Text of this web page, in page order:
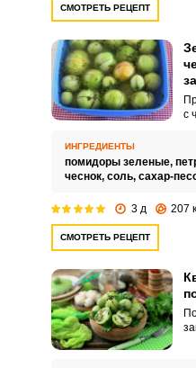
СМОТРЕТЬ РЕЦЕПТ
с
ИНГРЕДИЕНТЫ
помидоры зеленые,
чеснок, соль, сахар-
3 д 207
СМОТРЕТЬ РЕЦЕПТ
ВХОД НА САЙТ
с помощью